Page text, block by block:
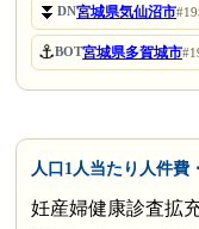
⏬DN宮城県気仙沼市
⚓BOT宮城県多賀城市
人口1人当たり人件費
妊産婦健康診査拡